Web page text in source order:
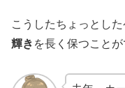
こうしたちょっとした
輝き を長く保つことが